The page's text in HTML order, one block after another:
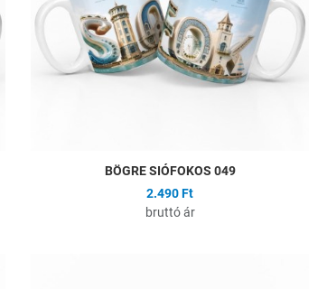
BÖGRE SIÓFOKOS 049
2.490 Ft
bruttó ár